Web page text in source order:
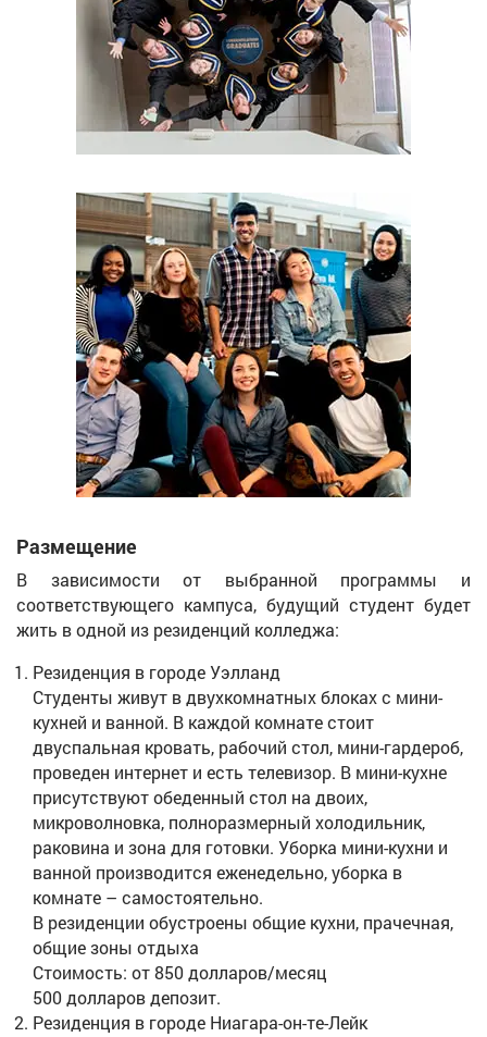
Размещение
В зависимости от выбранной программы и
соответствующего кампуса, будущий студент будет
жить в одной из резиденций колледжа:
Резиденция в городе Уэлланд
Студенты живут в двухкомнатных блоках с мини-
кухней и ванной. В каждой комнате стоит
двуспальная кровать, рабочий стол, мини-гардероб,
проведен интернет и есть телевизор. В мини-кухне
присутствуют обеденный стол на двоих,
микроволновка, полноразмерный холодильник,
раковина и зона для готовки. Уборка мини-кухни и
ванной производится еженедельно, уборка в
комнате – самостоятельно.
В резиденции обустроены общие кухни, прачечная,
общие зоны отдыха
Стоимость: от 850 долларов/месяц
500 долларов депозит.
Резиденция в городе Ниагара-он-те-Лейк